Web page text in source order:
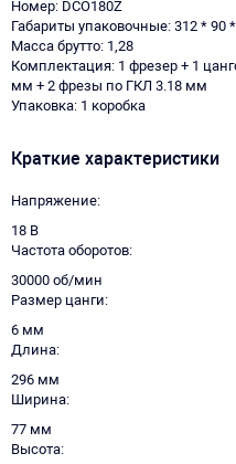
Номер: DCO180Z
Габариты упаковочные: 312 * 90
Масса брутто: 1,28
Комплектация: 1 фрезер + 1
мм + 2 фрезы по ГКЛ 3.18 мм
Упаковка: 1 коробка
Краткие характеристики
Напряжение
18 В
Частота оборотов
30000 об/мин
Размер цанги
6 мм
Длина
296 мм
Ширина
77 мм
Высота